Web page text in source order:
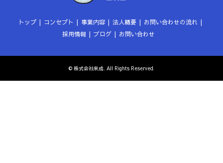
トップ コンセプト 事業内容 法人概要
お問い合わせの流れ
採用情報
ブログ お問い合わせ
© 株式会社来成. All Rights Reserved.